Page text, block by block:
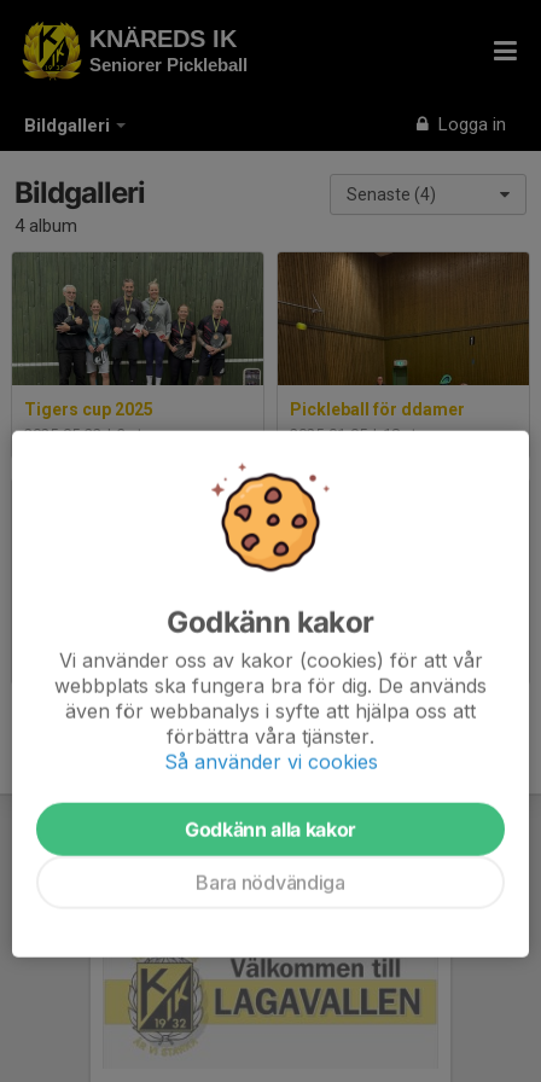
Bildgalleri Logga in
KNÄREDS IK
Seniorer Pickleball
Senaste (4)
Bildgalleri
4 album
Tigers cup 2025
2025-05-22 | 3 st
Pickleball för ddamer
2025-01-05 | 18 st
2024-08-05 | 4 st
Tävling 2023
2023-08-20 | 6 st
Godkänn kakor
Vi använder oss av kakor (cookies) för att vår
webbplats ska fungera bra för dig. De används
även för webbanalys i syfte att hjälpa oss att
förbättra våra tjänster.
Så använder vi cookies
Godkänn alla kakor
Bara nödvändiga